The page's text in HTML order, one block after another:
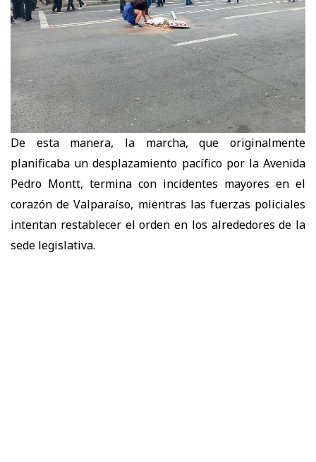
De esta manera, la marcha, que originalmente
planificaba un desplazamiento pacífico por la Avenida
Pedro Montt, termina con incidentes mayores en el
corazón de Valparaíso, mientras las fuerzas policiales
intentan restablecer el orden en los alrededores de la
sede legislativa.